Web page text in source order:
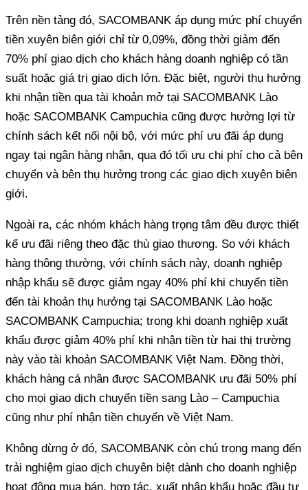
Trên nền tảng đó, SACOMBANK áp dụng mức phí chuyển
tiền xuyên biên giới chỉ từ 0,09%, đồng thời giảm đến
70% phí giao dịch cho khách hàng doanh nghiệp có tần
suất hoặc giá trị giao dịch lớn. Đặc biệt, người thụ hưởng
khi nhận tiền qua tài khoản mở tại SACOMBANK Lào
hoặc SACOMBANK Campuchia cũng được hưởng lợi từ
chính sách kết nối nội bộ, với mức phí ưu đãi áp dụng
ngay tại ngân hàng nhận, qua đó tối ưu chi phí cho cả bên
chuyển và bên thụ hưởng trong các giao dịch xuyên biên
giới.
Ngoài ra, các nhóm khách hàng trọng tâm đều được thiết
kế ưu đãi riêng theo đặc thù giao thương. So với khách
hàng thông thường, với chính sách này, doanh nghiệp
nhập khẩu sẽ được giảm ngay 40% phí khi chuyển tiền
đến tài khoản thụ hưởng tại SACOMBANK Lào hoặc
SACOMBANK Campuchia; trong khi doanh nghiệp xuất
khẩu được giảm 40% phí khi nhận tiền từ hai thị trường
này vào tài khoản SACOMBANK Việt Nam. Đồng thời,
khách hàng cá nhân được SACOMBANK ưu đãi 50% phí
cho mọi giao dịch chuyển tiền sang Lào – Campuchia
cũng như phí nhận tiền chuyển về Việt Nam.
Không dừng ở đó, SACOMBANK còn chú trọng mang đến
trải nghiệm giao dịch chuyên biệt dành cho doanh nghiệp
hoạt động mua bán, hợp tác, xuất nhập khẩu hoặc đầu tư